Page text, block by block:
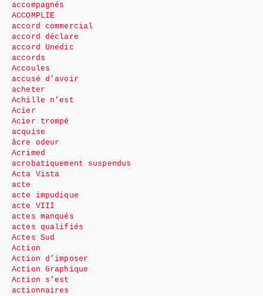
accompagnés
ACCOMPLIE
accord commercial
accord déclare
accord Unedic
accords
Accoules
accusé d’avoir
acheter
Achille n’est
Acier
Acier trompé
acquise
âcre odeur
Acrimed
acrobatiquement suspendus
Acta Vista
acte
acte impudique
acte VIII
actes manqués
actes qualifiés
Actes Sud
Action
Action d’imposer
Action Graphique
Action s’est
actionnaires